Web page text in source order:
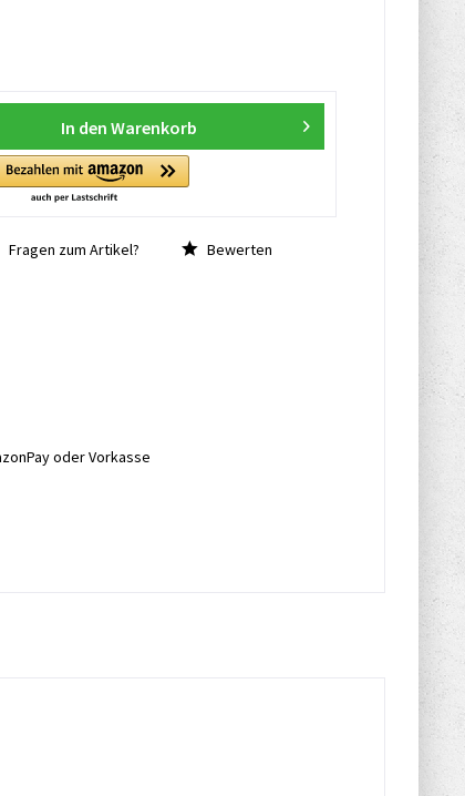
In den Warenkorb
Fragen zum Artikel? Bewerten
oder Vorkasse